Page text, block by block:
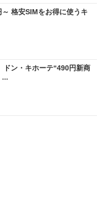
格安SIMをお得に使うキ
ン・キホーテ“490円新商
...